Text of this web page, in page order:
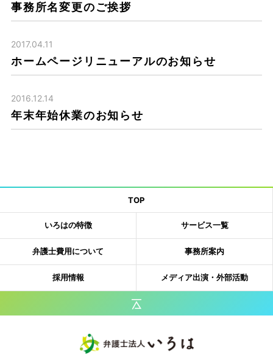
事務所名変更のご挨拶
2017.04.11
ホームページリニューアルのお知らせ
2016.12.14
年末年始休業のお知らせ
TOP
いろはの特徴 サービス一覧
弁護士費用について 事務所案内
採用情報 メディア出演・外部活動